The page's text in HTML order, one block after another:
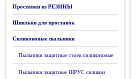
Проставки из РЕЗИНЫ
Шпильки для проставок
Силиконовые пыльники
Пыльники защитные стоек силиконовые
Пыльники защитные ШРУС силикон